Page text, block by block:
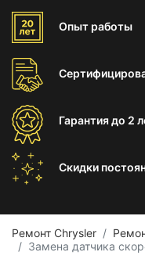
Опыт работы
Гарантиядо 2
Скидки
Ремонт Chrysler
Замена датчика